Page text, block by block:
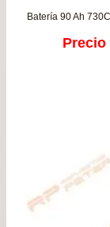
Precio